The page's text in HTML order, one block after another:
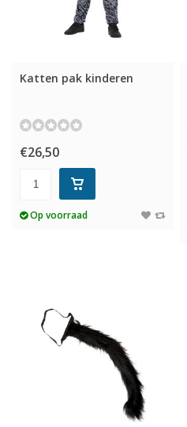
Katten pak kinderen
€26,50
Op voorraad